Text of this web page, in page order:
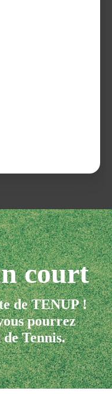
court
de TENUP !
pourrez
Tennis.